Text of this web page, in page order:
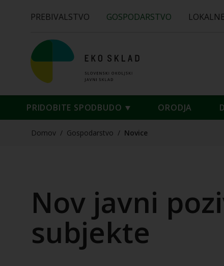
PREBIVALSTVO GOSPODARSTVO
PRIDOBITE SPODBUDO ORODJA
Domov / Gospodarstvo / Novice
Nov javni
subjekte